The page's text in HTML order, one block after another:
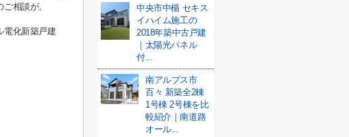
相談が。
電化新築戸建
中央市中楯 セキス
イハイム施工の
2018年築中古戸建
｜太陽光パネル
付...
南アルプス市
百々 新築全2棟
1号棟 2号棟を比
較紹介｜南道路
オール...